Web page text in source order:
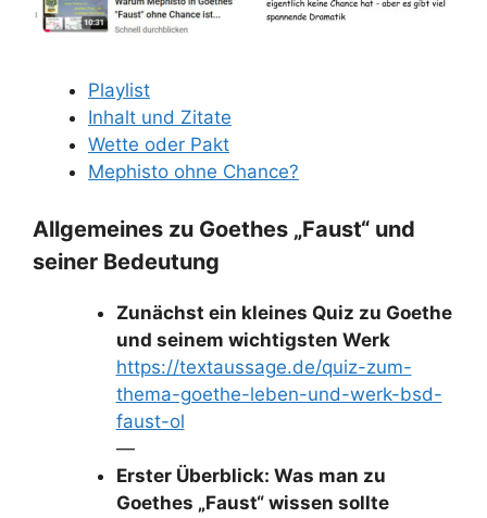
Playlist
Inhalt und Zitate
Wette oder Pakt
Mephisto ohne Chance?
Allgemeines zu Goethes „Faust“ und
seiner Bedeutung
Zunächst ein kleines Quiz zu Goethe
und seinem wichtigsten Werk
https://textaussage.de/quiz-zum-
thema-goethe-leben-und-werk-bsd-
faust-ol
—
Erster Überblick: Was man zu
Goethes „Faust“ wissen sollte